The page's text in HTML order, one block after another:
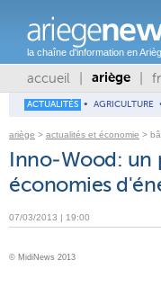
la chaîne d'information en
accueil ariège
ACTUALITÉS • AGRICULTURE
ariège > actualités et économie >
Inno-Wood: un
économies
07/03/2013 | 19:00
© MidiNews 2013